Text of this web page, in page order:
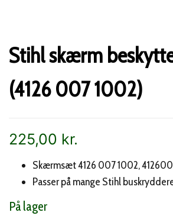
Stihl skærm
(4126 007 1002)
225,00 kr.
Skærmsæt 4126 007 1002,
Passer på mange Stihl
På lager